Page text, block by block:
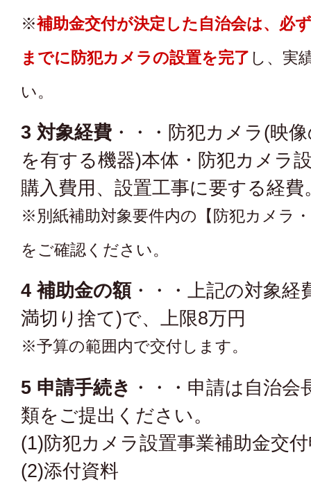
※補助金交付が決定した自治会は、必
までに防犯カメラの設置を完了 し、実
い。
3 対象経費 ・・・防犯カメラ(映
を有する機器)本体・防犯カメラ
購入費用、設置工事に要する経費
※別紙補助対象要件内の【防犯カメラ
をご確認ください。
4 補助金の額・・・上記の対象経
満切り捨て)で、上限8万円
※予算の範囲内で交付します。
5 申請手続き ・・・申請は自治
類をご提出ください。
(1)防犯カメラ設置事業補助金交
(2)添付資料